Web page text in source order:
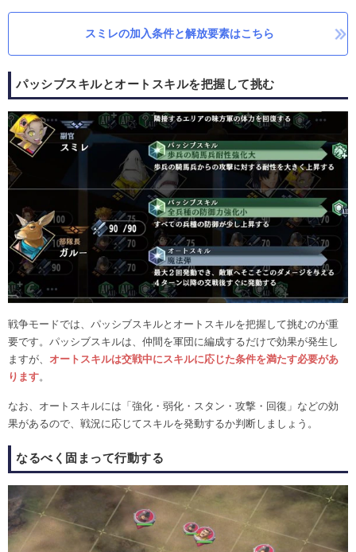
スミレの加入条件と解放要素はこちら
パッシブスキルとオートスキルを把握して挑む
戦争モードでは、パッシブスキルとオートスキルを把握して挑むのが重
要です。パッシブスキルは、仲間を軍団に編成するだけで効果が発生し
ますが、 オートスキルは交戦中にスキルに応じた条件を満たす必要があ
ります。
なお、オートスキルには「強化・弱化・スタン・攻撃・回復」などの効
果があるので、戦況に応じてスキルを発動するか判断しましょう。
なるべく固まって行動する